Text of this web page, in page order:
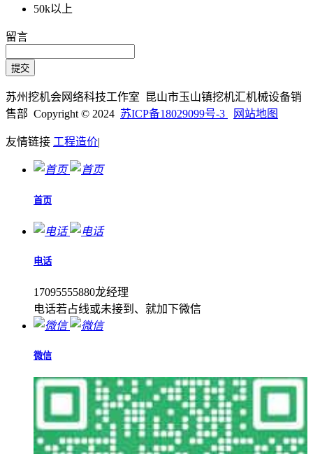
50k以上
留言
苏州挖机会网络科技工作室 昆山市玉山镇挖机汇机械设备销
售部 Copyright © 2024 苏ICP备18029099号-3 网站地图
友情链接 工程造价|
首页
电话
17095555880龙经理
电话若占线或未接到、就加下微信
微信